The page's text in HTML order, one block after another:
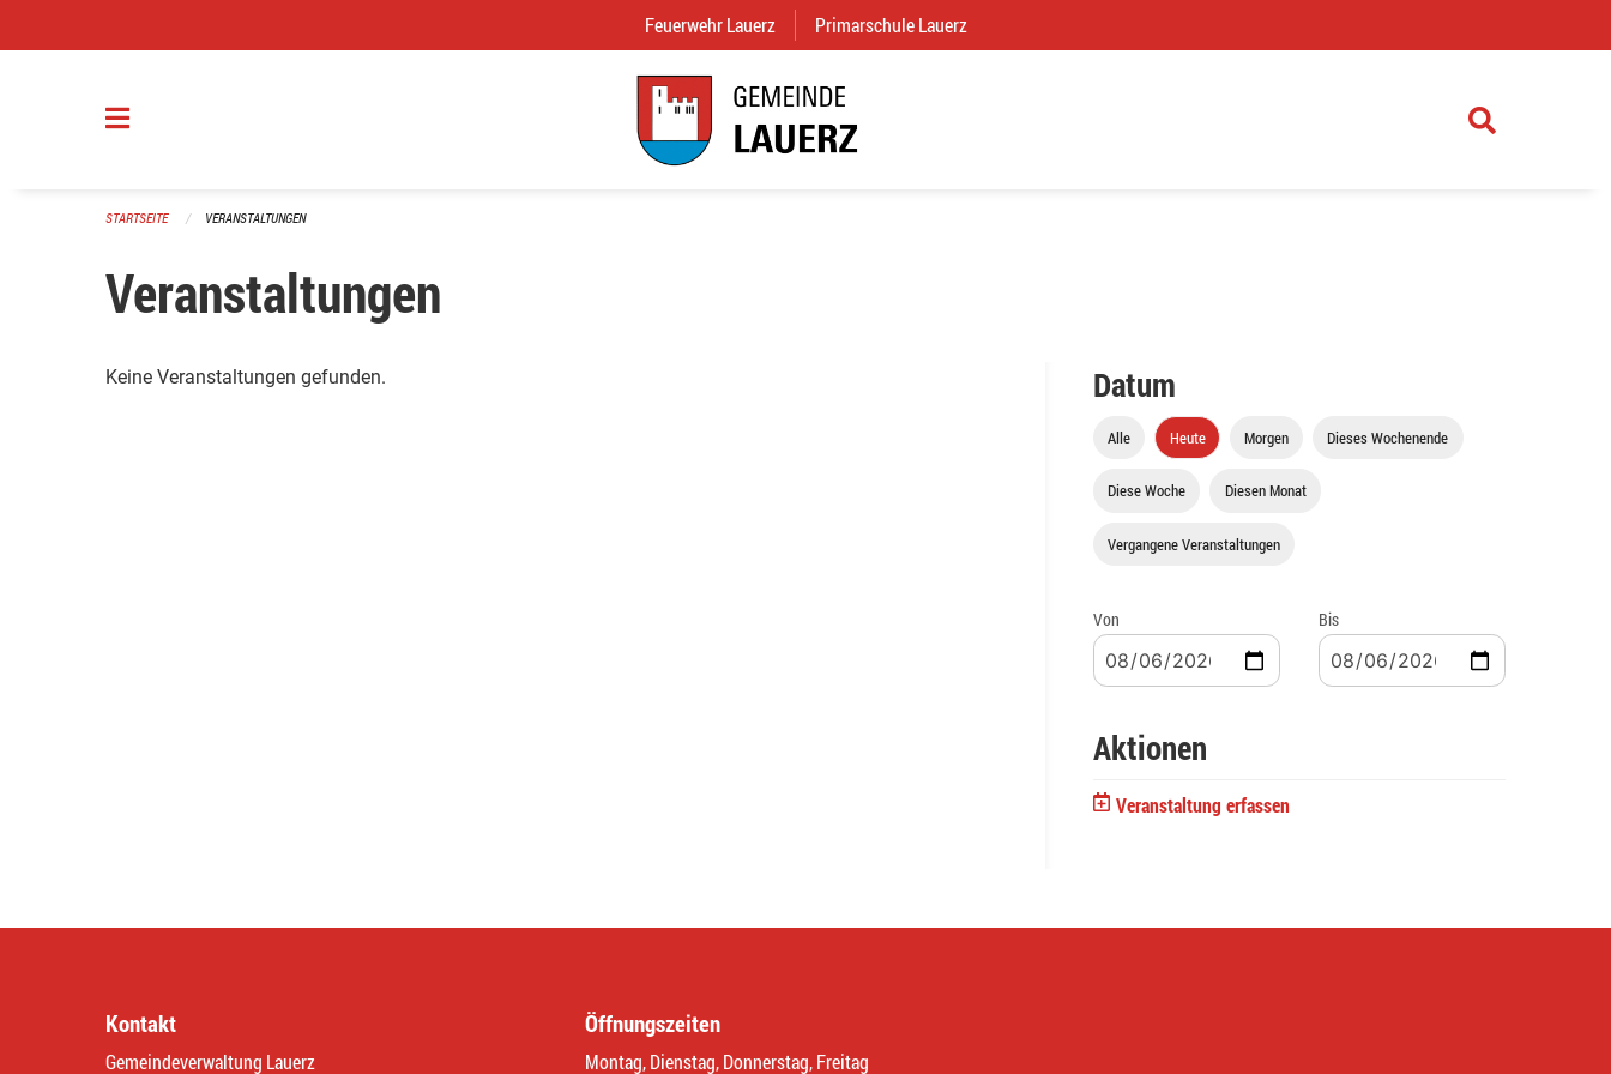
Feuerwehr Lauerz (External Link)
Primarschule Lauerz
STARTSEITE VERANSTALTUNGEN
Veranstaltungen
Keine Veranstaltungen gefunden. Datum
Alle Heute Morgen Dieses Wochenende
Diese Woche Diesen Monat
Vergangene Veranstaltungen
Von Bis
Aktionen
Veranstaltung erfassen
Kontakt
Gemeindeverwaltung Lauerz
Öffnungszeiten
Montag, Dienstag, Donnerstag, Freitag